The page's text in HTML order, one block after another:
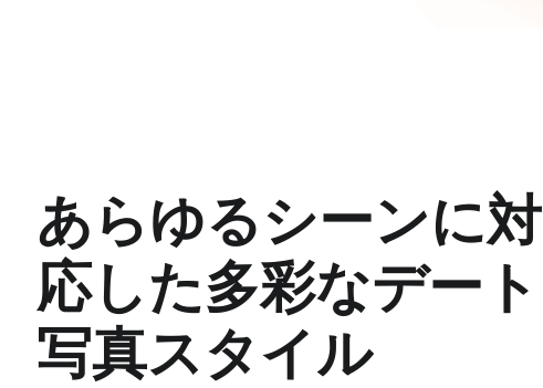
あらゆるシーンに対
応した多彩なデート
写真スタイル